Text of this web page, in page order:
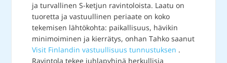
ja turvallinen S-ketjun ravintoloista. Laatu on
tuoretta ja vastuullinen periaate on koko
tekemisen lähtökohta: paikallisuus, hävikin
minimoiminen ja kierrätys, onhan Tahko saanut
Visit Finlandin vastuullisuus tunnustuksen .
Ravintola tekee juhlapyhinä herkullisia